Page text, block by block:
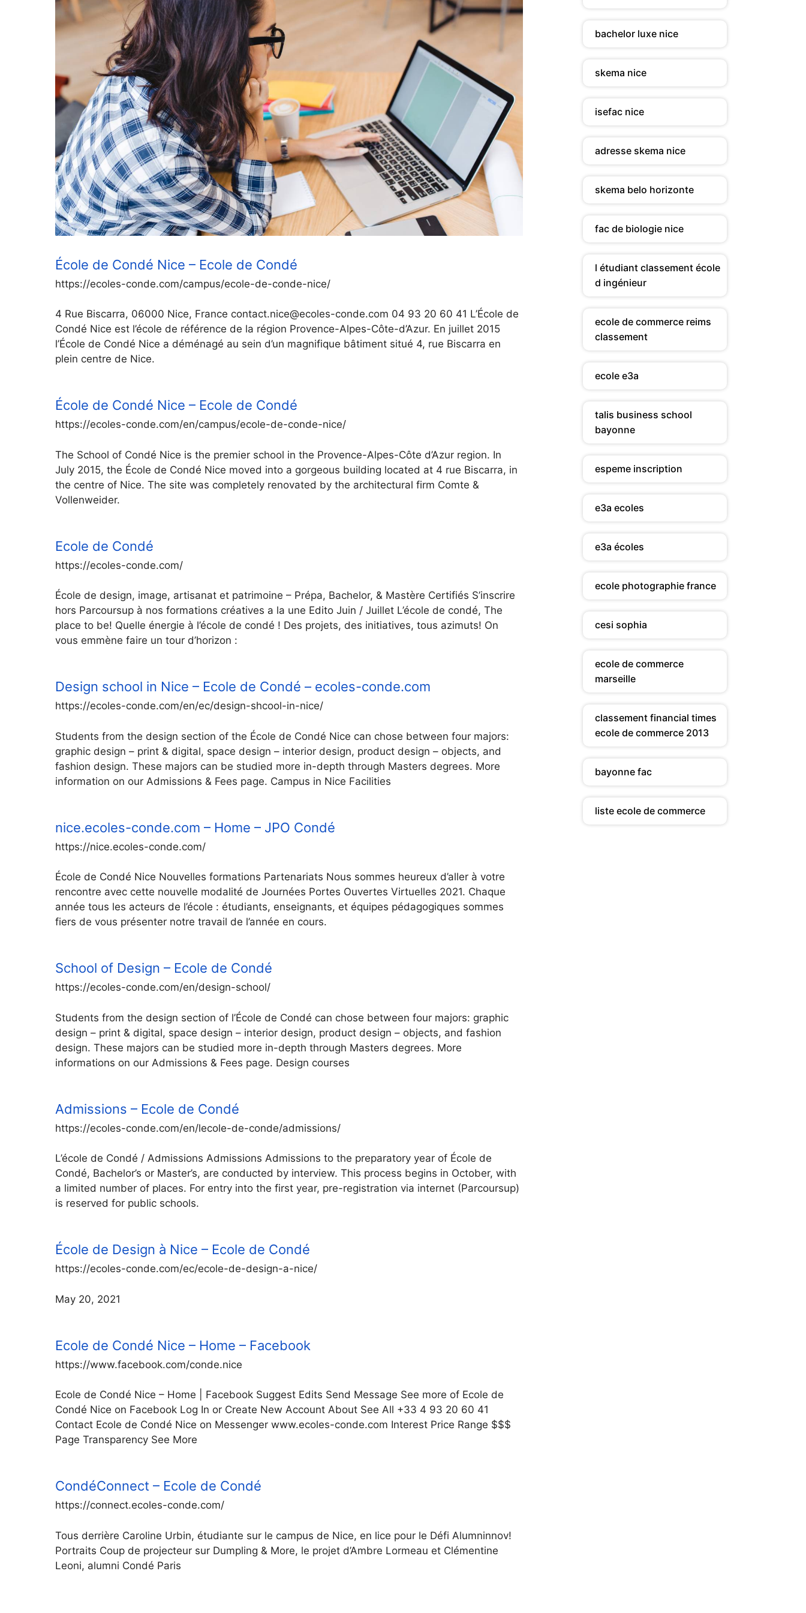
École de Condé Nice – Ecole de Condé
https://ecoles-conde.com/campus/ecole-de-conde-nice/
4 Rue Biscarra, 06000 Nice, France contact.nice@ecoles-conde.com 04 93 20 60 41 L’École de
Condé Nice est l’école de référence de la région Provence-Alpes-Côte-d’Azur. En juillet 2015
l’École de Condé Nice a déménagé au sein d’un magnifique bâtiment situé 4, rue Biscarra en
plein centre de Nice.
École de Condé Nice – Ecole de Condé
https://ecoles-conde.com/en/campus/ecole-de-conde-nice/
The School of Condé Nice is the premier school in the Provence-Alpes-Côte d’Azur region. In
July 2015, the École de Condé Nice moved into a gorgeous building located at 4 rue Biscarra, in
the centre of Nice. The site was completely renovated by the architectural firm Comte &
Vollenweider.
Ecole de Condé
https://ecoles-conde.com/
École de design, image, artisanat et patrimoine – Prépa, Bachelor, & Mastère Certifiés S’inscrire
hors Parcoursup à nos formations créatives a la une Edito Juin / Juillet L’école de condé, The
place to be! Quelle énergie à l’école de condé ! Des projets, des initiatives, tous azimuts! On
vous emmène faire un tour d’horizon :
Design school in Nice – Ecole de Condé – ecoles-conde.com
https://ecoles-conde.com/en/ec/design-shcool-in-nice/
Students from the design section of the École de Condé Nice can chose between four majors:
graphic design – print & digital, space design – interior design, product design – objects, and
fashion design. These majors can be studied more in-depth through Masters degrees. More
information on our Admissions & Fees page. Campus in Nice Facilities
nice.ecoles-conde.com – Home – JPO Condé
https://nice.ecoles-conde.com/
École de Condé Nice Nouvelles formations Partenariats Nous sommes heureux d’aller à votre
rencontre avec cette nouvelle modalité de Journées Portes Ouvertes Virtuelles 2021. Chaque
année tous les acteurs de l’école : étudiants, enseignants, et équipes pédagogiques sommes
fiers de vous présenter notre travail de l’année en cours.
School of Design – Ecole de Condé
https://ecoles-conde.com/en/design-school/
Students from the design section of l’École de Condé can chose between four majors: graphic
design – print & digital, space design – interior design, product design – objects, and fashion
design. These majors can be studied more in-depth through Masters degrees. More
informations on our Admissions & Fees page. Design courses
Admissions – Ecole de Condé
https://ecoles-conde.com/en/lecole-de-conde/admissions/
L’école de Condé / Admissions Admissions Admissions to the preparatory year of École de
Condé, Bachelor’s or Master’s, are conducted by interview. This process begins in October, with
a limited number of places. For entry into the first year, pre-registration via internet (Parcoursup)
is reserved for public schools.
École de Design à Nice – Ecole de Condé
https://ecoles-conde.com/ec/ecole-de-design-a-nice/
May 20, 2021
Ecole de Condé Nice – Home – Facebook
https://www.facebook.com/conde.nice
Ecole de Condé Nice – Home | Facebook Suggest Edits Send Message See more of Ecole de
Condé Nice on Facebook Log In or Create New Account About See All +33 4 93 20 60 41
Contact Ecole de Condé Nice on Messenger www.ecoles-conde.com Interest Price Range $$$
Page Transparency See More
CondéConnect – Ecole de Condé
https://connect.ecoles-conde.com/
Tous derrière Caroline Urbin, étudiante sur le campus de Nice, en lice pour le Défi Alumninnov!
Portraits Coup de projecteur sur Dumpling & More, le projet d’Ambre Lormeau et Clémentine
Leoni, alumni Condé Paris
bachelor luxe nice
skema nice
isefac nice
adresse skema nice
skema belo horizonte
fac de biologie nice
l étudiant classement école
d ingénieur
ecole de commerce reims
classement
ecole e3a
talis business school
bayonne
espeme inscription
e3a ecoles
e3a écoles
ecole photographie france
cesi sophia
ecole de commerce
marseille
classement financial times
ecole de commerce 2013
bayonne fac
liste ecole de commerce